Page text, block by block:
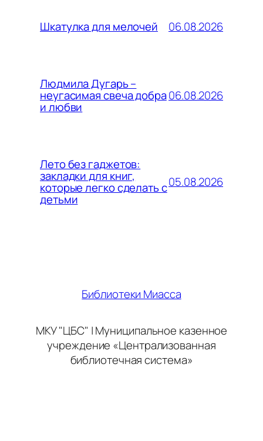
Шкатулка для мелочей 06.08.2026
Людмила Дугарь –
неугасимая свеча добра
и любви
06.08.2026
Лето без гаджетов:
закладки для книг,
которые легко сделать с
детьми
05.08.2026
Библиотеки Миасса
МКУ "ЦБС" | Муниципальное казенное
учреждение «Централизованная
библиотечная система»